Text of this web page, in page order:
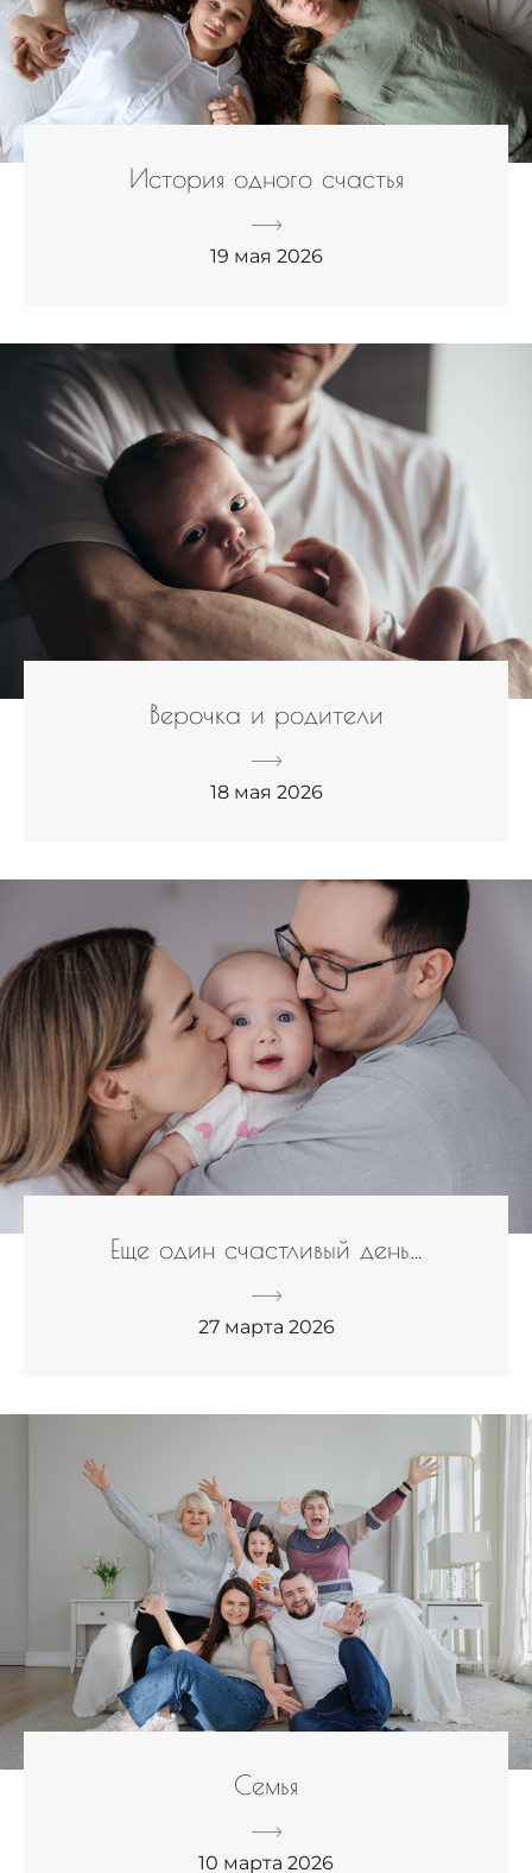
История одного счастья
19 мая 2026
Верочка и родители
18 мая 2026
Еще один счастливый день…
27 марта 2026
Семья
10 марта 2026